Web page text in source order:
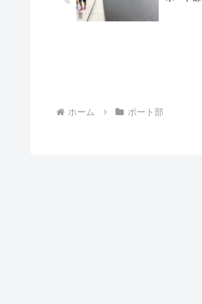
ホーム ボート部